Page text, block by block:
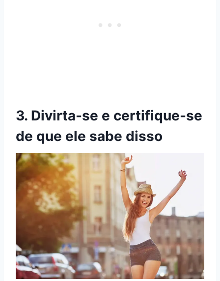
3. Divirta-se e certifique-se
de que ele sabe disso